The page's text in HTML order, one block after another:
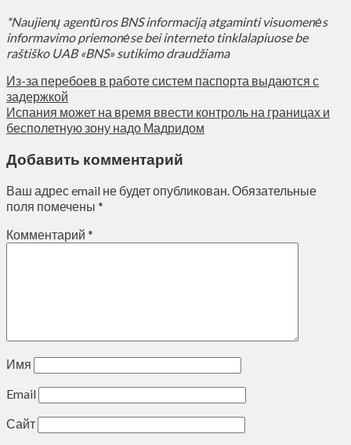
*Naujienų agentūros BNS informaciją atgaminti visuomenės
informavimo priemonėse bei interneto tinklalapiuose be
raštiško UAB «BNS» sutikimo draudžiama
Из-за перебоев в работе систем паспорта выдаются с
задержкой
Испания может на время ввести контроль на границах и
бесполетную зону надо Мадридом
Добавить комментарий
Ваш адрес email не будет опубликован.Обязательные
поля помечены *
Комментарий *
Имя
Email
Сайт